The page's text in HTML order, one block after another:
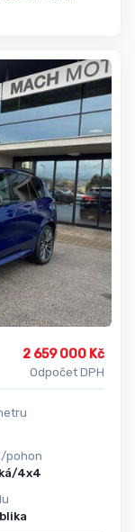
2 659 000 Kč
Odpočet DPH
pohon
4x4